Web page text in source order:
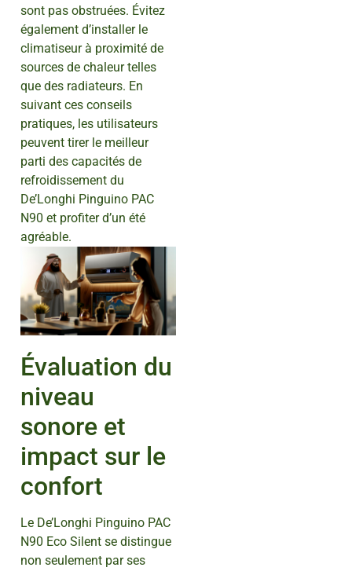
sont pas obstruées. Évitez
également d’installer le
climatiseur à proximité de
sources de chaleur telles
que des radiateurs. En
suivant ces conseils
pratiques, les utilisateurs
peuvent tirer le meilleur
parti des capacités de
refroidissement du
De’Longhi Pinguino PAC
N90 et profiter d’un été
agréable.
Évaluation du
niveau
sonore et
impact sur le
confort
Le De’Longhi Pinguino PAC
N90 Eco Silent se distingue
non seulement par ses